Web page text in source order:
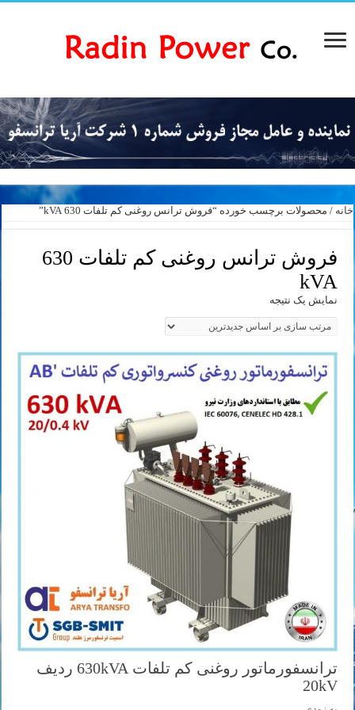
خانه / محصولات برچسب خورده “فروش ترانس روغنی کم تلفات 630 kVA”
فروش ترانس روغنی کم تلفات 630
kVA
نمایش یک نتیجه
ترانسفورماتور روغنی کم تلفات 630kVA ردیف
20kV